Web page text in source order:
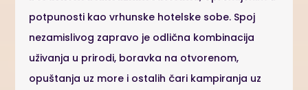
potpunosti kao vrhunske hotelske sobe. Spoj
nezamislivog zapravo je odlična kombinacija
uživanja u prirodi, boravka na otvorenom,
opuštanja uz more i ostalih čari kampiranja uz